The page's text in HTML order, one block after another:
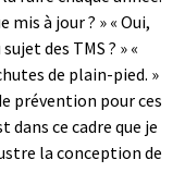
mis à jour ? » « Oui,
des TMS ? » «
de plain-pied. »
prévention pour ces
dans ce cadre que je
la conception de